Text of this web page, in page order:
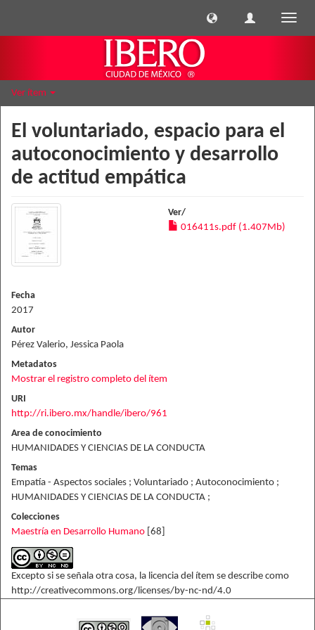
Ver ítem
El voluntariado, espacio para el
autoconocimiento y desarrollo
de actitud empática
Ver/
016411s.pdf (1.407Mb)
Fecha
2017
Autor
Pérez Valerio, Jessica Paola
Metadatos
Mostrar el registro completo del ítem
URI
http://ri.ibero.mx/handle/ibero/961
Area de conocimiento
HUMANIDADES Y CIENCIAS DE LA CONDUCTA
Temas
Empatía - Aspectos sociales ; Voluntariado ; Autoconocimiento ;
HUMANIDADES Y CIENCIAS DE LA CONDUCTA ;
Colecciones
Maestría en Desarrollo Humano [68]
Excepto si se señala otra cosa, la licencia del ítem se describe como
http://creativecommons.org/licenses/by-nc-nd/4.0